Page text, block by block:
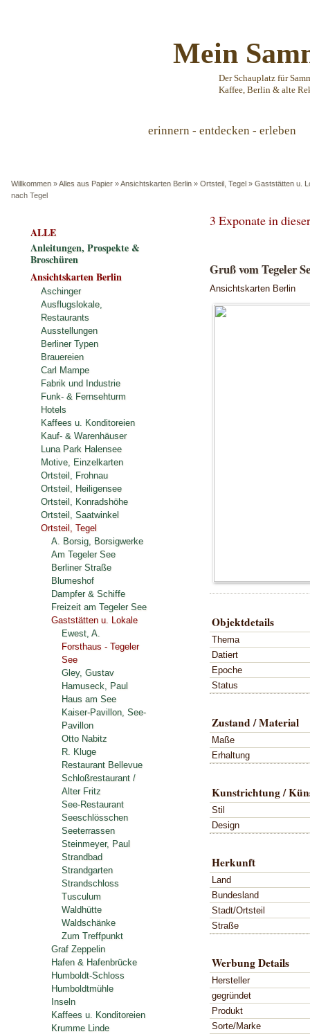
Mein
Der Schauplatz für
Kaffee, Berlin & alte
erinnern - entdecken - erleben
Willkommen »Alles aus Papier »Ansichtskarten Berlin » Ortsteil, Tegel » Gaststätten u.
nach Tegel
3 Exponate in
Gruß vom Tegeler
Ansichtskarten Berlin
Objektdetails
Thema
Datiert
Epoche
Status
Zustand / Material
Maße
Erhaltung
Kunstrichtung /
Stil
Design
Herkunft
Land
Bundesland
Stadt/Ortsteil
Straße
Werbung Details
Hersteller
gegründet
Produkt
Sorte/Marke
ALLE
Anleitungen, Prospekte &
Broschüren
Ansichtskarten Berlin
Aschinger
Ausflugslokale,
Restaurants
Ausstellungen
Berliner Typen
Brauereien
Carl Mampe
Fabrik und Industrie
Funk- & Fernsehturm
Hotels
Kaffees u. Konditoreien
Kauf- & Warenhäuser
Luna Park Halensee
Motive, Einzelkarten
Ortsteil, Frohnau
Ortsteil, Heiligensee
Ortsteil, Konradshöhe
Ortsteil, Saatwinkel
Ortsteil, Tegel
A. Borsig, Borsigwerke
Am Tegeler See
Berliner Straße
Blumeshof
Dampfer & Schiffe
Freizeit am Tegeler See
Gaststätten u. Lokale
Ewest, A.
Forsthaus - Tegeler
See
Gley, Gustav
Hamuseck, Paul
Haus am See
Kaiser-Pavillon, See-
Pavillon
Otto Nabitz
R. Kluge
Restaurant Bellevue
Schloßrestaurant /
Alter Fritz
See-Restaurant
Seeschlösschen
Seeterrassen
Steinmeyer, Paul
Strandbad
Strandgarten
Strandschloss
Tusculum
Waldhütte
Waldschänke
Zum Treffpunkt
Graf Zeppelin
Hafen & Hafenbrücke
Humboldt-Schloss
Humboldtmühle
Inseln
Kaffees u. Konditoreien
Krumme Linde